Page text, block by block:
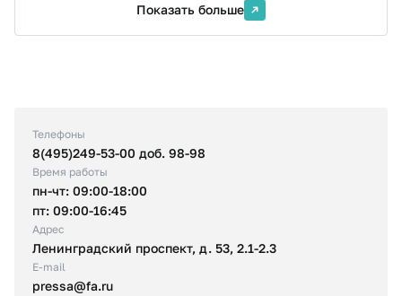
Показать больше
Телефоны
8(495)249-53-00 доб. 98-98
Время работы
пн-чт: 09:00-18:00
пт: 09:00-16:45
Адрес
Ленинградский проспект, д. 53, 2.1-2.3
E-mail
pressa@fa.ru